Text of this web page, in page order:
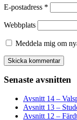
E-postadress *
Webbplats
Meddela mig om
Senaste avsnitten
Avsnitt 14 –
Avsnitt 13 –
Avsnitt 12 –